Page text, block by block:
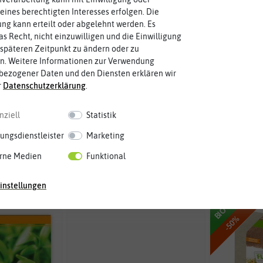
€ ab 12,99 €
HERBS
-50%
BIO
berechtigten Interesses erfolgen. Die
kann erteilt oder abgelehnt werden. Es
Recht, nicht einzuwilligen und die Einwilligung
Zeitpunkt zu ändern oder zu
Weitere Informationen zur Verwendung
Daten und den Diensten erklären wir
Daten­schutz­erklärung
Statistik
Marketing
Medien Funktional